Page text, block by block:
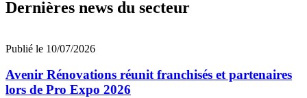
Dernières news du secteur
Publié le 10/07/2026
Avenir Rénovations réunit franchisés et partenaires
lors de Pro Expo 2026